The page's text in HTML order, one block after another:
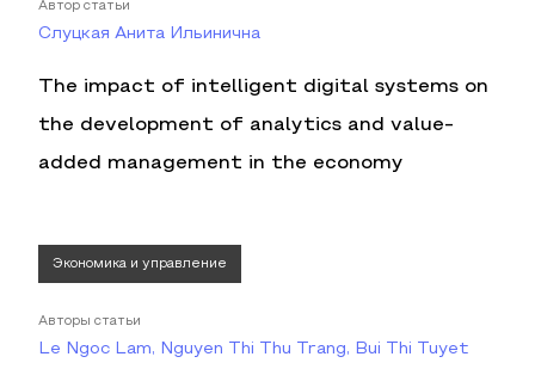
Автор статьи
Слуцкая Анита Ильинична
The impact of intelligent digital systems on
the development of analytics and value-
added management in the economy
Экономика и управление
Авторы статьи
Le Ngoc Lam, Nguyen Thi Thu Trang, Bui Thi Tuyet